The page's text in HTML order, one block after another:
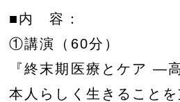
■内 容：
①講演（60分）
『終末期医療とケア ―
本人らしく生きること